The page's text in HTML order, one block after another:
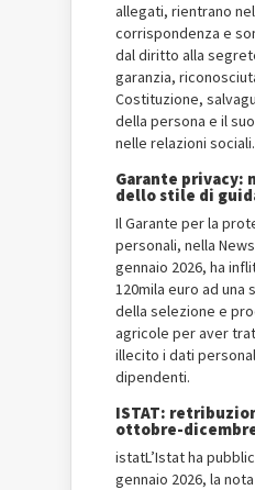
allegati, rientrano
corrispondenza e
dal diritto alla
garanzia,
Costituzione,
della persona e il
nelle relazioni sociali.
Garante privacy:
dello stile di
Il Garante per la
personali, nella
gennaio 2026, ha
120mila euro ad
della selezione e
agricole per aver
illecito i dati
dipendenti.
ISTAT:
ottobre-
istatL’Istat ha
gennaio 2026, la